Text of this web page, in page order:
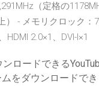
（定格の
） - メモリクロック：
HDMI 2.0×1、DVI-I×1
ロードできる
をダウンロードで